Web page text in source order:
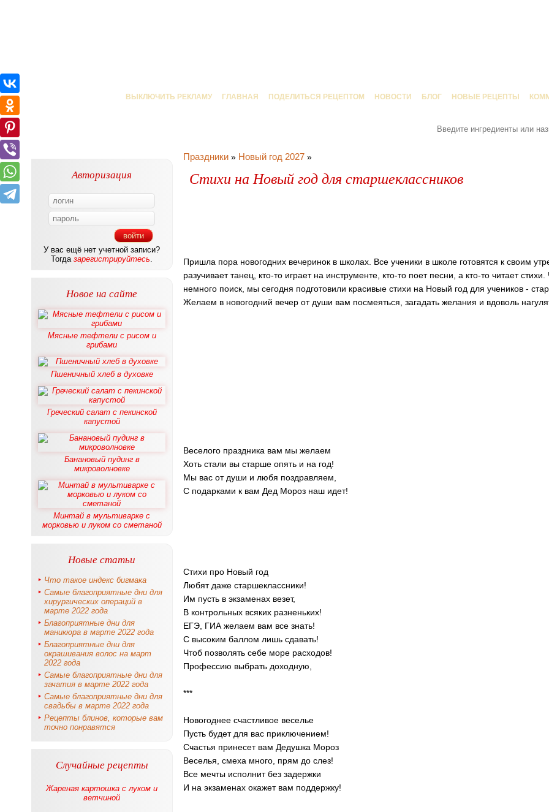
ВЫКЛЮЧИТЬ РЕКЛАМУ ГЛАВНАЯ ПОДЕЛИТЬСЯ РЕЦЕПТОМ НОВОСТИ БЛОГ НОВЫЕ РЕЦЕПТЫ
Авторизация
У вас ещё нет учетной записи?
Тогда зарегистрируйтесь.
Новое на сайте
Мясные тефтели с рисом и
грибами
Пшеничный хлеб в духовке
Греческий салат с пекинской
капустой
Банановый пудинг в
микроволновке
Минтай в мультиварке с
морковью и луком со сметаной
Новые статьи
Что такое индекс бигмака
Самые благоприятные дни для
хирургических операций в
марте 2022 года
Благоприятные дни для
маникюра в марте 2022 года
Благоприятные дни для
окрашивания волос на март
2022 года
Самые благоприятные дни для
зачатия в марте 2022 года
Самые благоприятные дни для
свадьбы в марте 2022 года
Рецепты блинов, которые вам
точно понравятся
Случайные рецепты
Жареная картошка с луком и
ветчиной
Праздники » Новый год 2027 »
Стихи на Новый год для старшеклассников
Пришла пора новогодних вечеринок в школах. Все ученики в школе готовятся к своим
разучивает танец, кто-то играет на инструменте, кто-то поет песни, а кто-то читает
немного поиск, мы сегодня подготовили красивые стихи на Новый год для учеников -
Желаем в новогодний вечер от души вам посмеяться, загадать желания и вдоволь
Веселого праздника вам мы желаем
Хоть стали вы старше опять и на год!
Мы вас от души и любя поздравляем,
С подарками к вам Дед Мороз наш идет!
Стихи про Новый год
Любят даже старшеклассники!
Им пусть в экзаменах везет,
В контрольных всяких разненьких!
ЕГЭ, ГИА желаем вам все знать!
С высоким баллом лишь сдавать!
Чтоб позволять себе море расходов!
Профессию выбрать доходную,
***
Новогоднее счастливое веселье
Пусть будет для вас приключением!
Счастья принесет вам Дедушка Мороз
Веселья, смеха много, прям до слез!
Все мечты исполнит без задержки
И на экзаменах окажет вам поддержку!